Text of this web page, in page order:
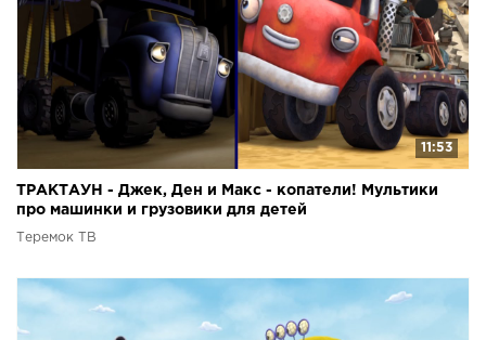
11:53
ТРАКТАУН - Джек, Ден и Макс - копатели! Мультики
про машинки и грузовики для детей
Теремок ТВ